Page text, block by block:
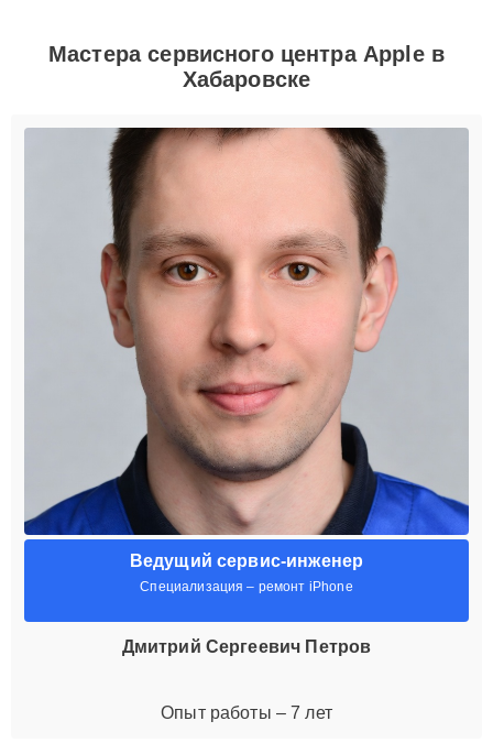
Мастера сервисного центра Apple в
Хабаровске
Ведущий сервис-инженер
Специализация – ремонт iPhone
Дмитрий Сергеевич Петров
Опыт работы – 7 лет